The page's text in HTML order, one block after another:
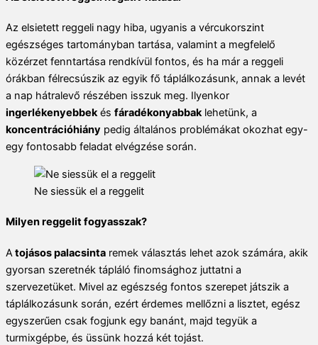
Az elsietett reggeli nagy hiba, ugyanis a vércukorszint
egészséges tartományban tartása, valamint a megfelelő
közérzet fenntartása rendkívül fontos, és ha már a reggeli
órákban félrecsúszik az egyik fő táplálkozásunk, annak a levét
a nap hátralevő részében isszuk meg. Ilyenkor
ingerlékenyebbekés fáradékonyabbaklehetünk, a
koncentrációhiány pedig általános problémákat okozhat egy-
egy fontosabb feladat elvégzése során.
Ne siessük el a reggelit
Milyen reggelit fogyasszak?
Atojásos palacsinta remek választás lehet azok számára, akik
gyorsan szeretnék tápláló finomsághoz juttatni a
szervezetüket. Mivel az egészség fontos szerepet játszik a
táplálkozásunk során, ezért érdemes mellőzni a lisztet, egész
egyszerűen csak fogjunk egy banánt, majd tegyük a
turmixgépbe, és üssünk hozzá két tojást.